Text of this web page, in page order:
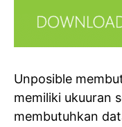
Unposible
memiliki ukuuran
membutuhkan